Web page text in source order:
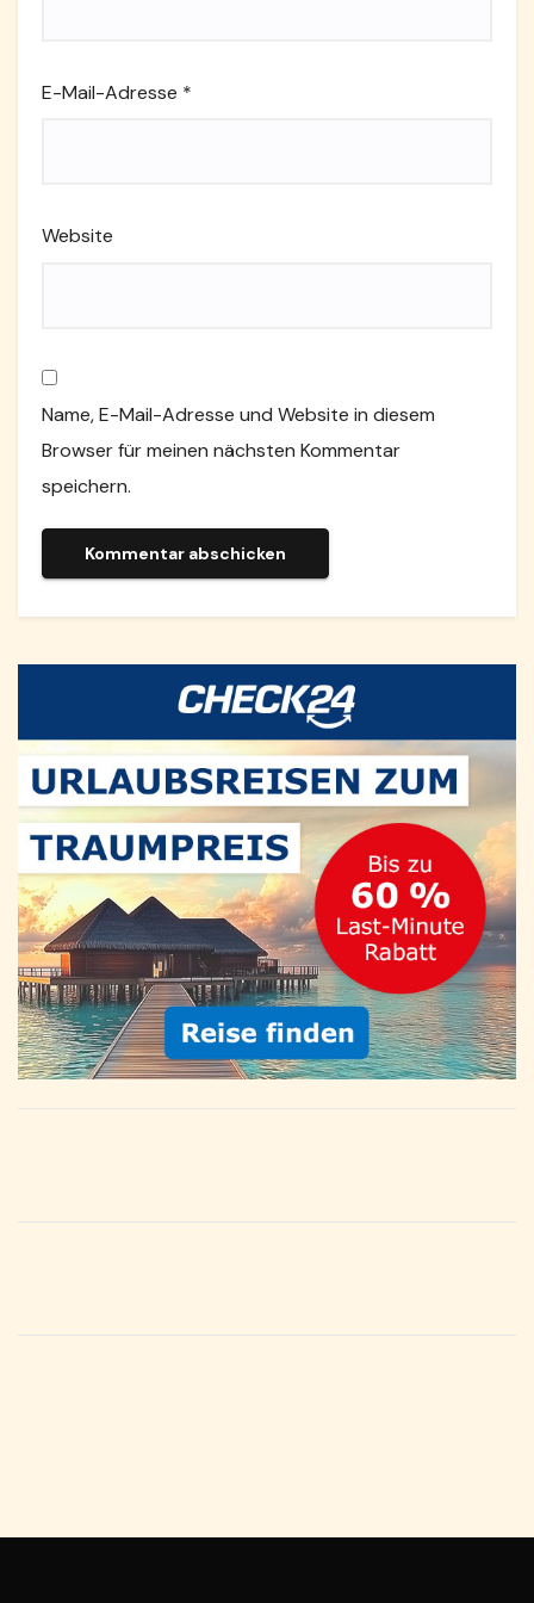
E-Mail-Adresse *
Website
Name, E-Mail-Adresse und Website in diesem
Browser für meinen nächsten Kommentar
speichern.